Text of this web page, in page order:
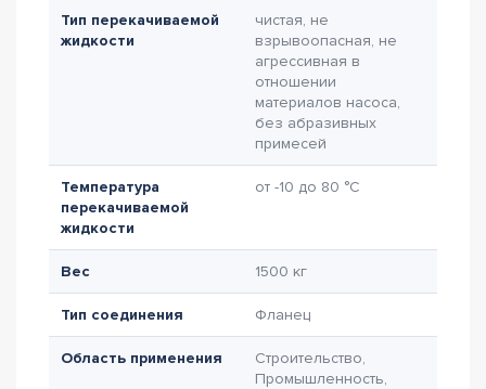
Тип перекачиваемой
жидкости
чистая, не
взрывоопасная, не
агрессивная в
отношении
материалов насоса,
без абразивных
примесей
Температура
перекачиваемой
жидкости
от -10 до 80 °C
Вес 1500 кг
Тип соединения Фланец
Область применения
Строительство,
Промышленность,